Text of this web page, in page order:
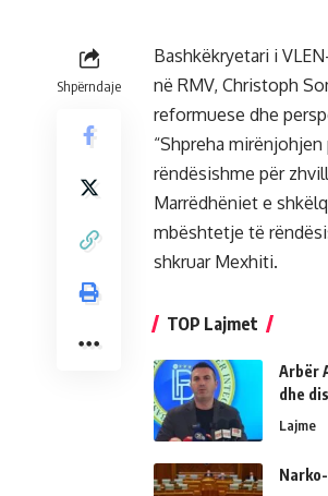
Shpërndaje
Bashkëkryetari i
në RMV, Christoph
reformuese dhe
“Shpreha
rëndësishme për
Marrëdhëniet e
mbështetje të
shkruar Mexhiti.
TOP Lajmet
Arbër
dhe
Lajme